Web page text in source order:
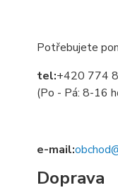
Potřebujete
tel:+420 774
(Po - Pá: 8-16
e-mail:
Doprava